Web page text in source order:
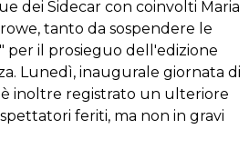
dei Sidecar con coinvolti Maria
tanto da sospendere le
il prosieguo dell'edizione
Lunedì, inaugurale giornata di
è inoltre registrato un ulteriore
feriti, ma non in gravi